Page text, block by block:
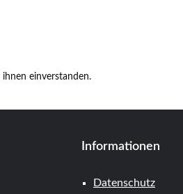
einverstanden.
Informationen
Datenschutz